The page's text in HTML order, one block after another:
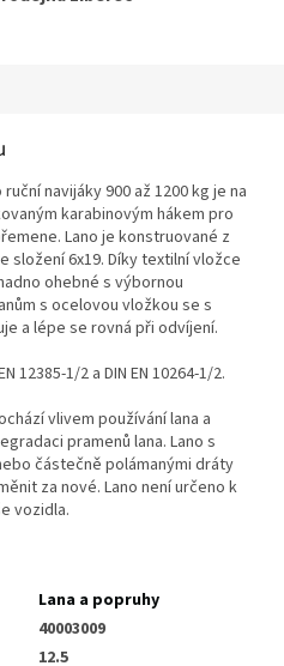
navijáky 900 až 1200 kg je na
karabinovým hákem pro
Lano je konstruované z
složení 6x19. Díky textilní vložce
ohebné s výbornou
s ocelovou vložkou se s
a lépe se rovná při odvíjení.
12385-1/2 a DIN EN 10264-1/2.
vlivem používání lana a
pramenů lana. Lano s
částečně polámanými dráty
za nové. Lano není určeno k
vozidla.
Lana a popruhy
40003009
12.5